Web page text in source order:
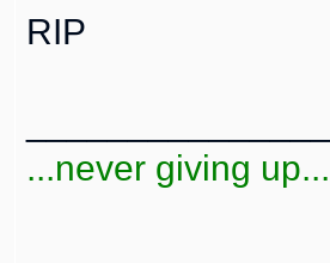
RIP
...never giving up...